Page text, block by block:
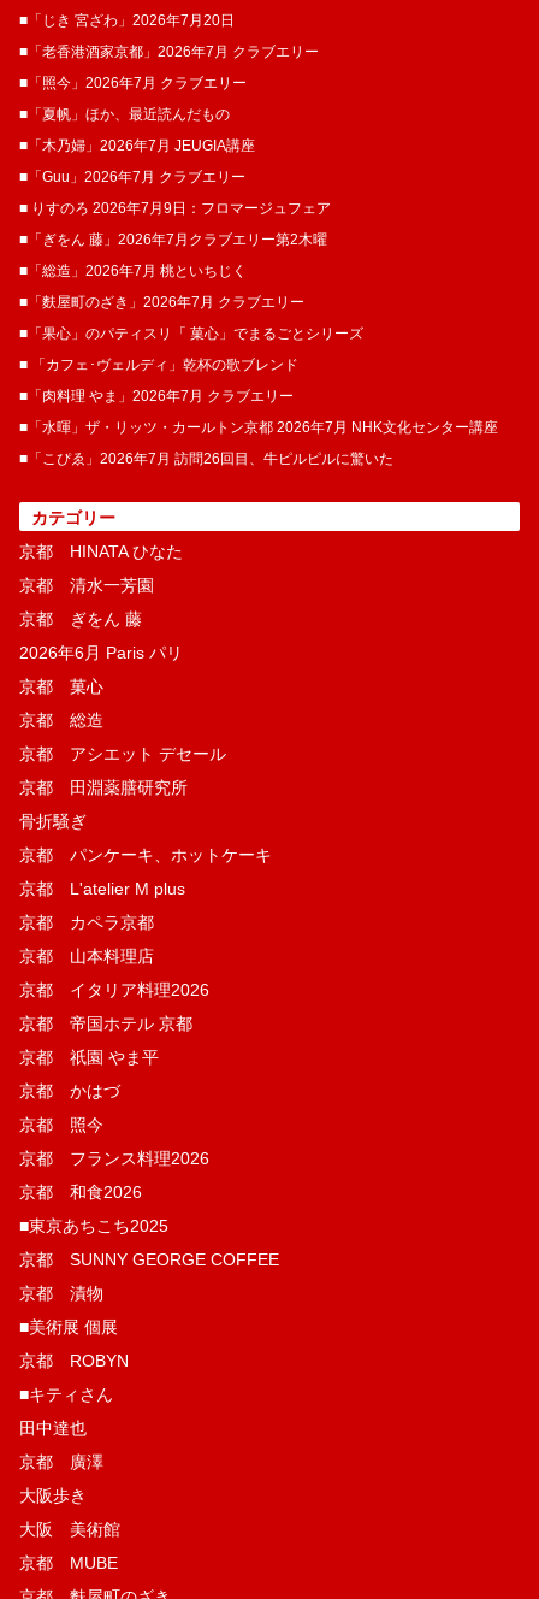
■「じき 宮ざわ」2026年7月20日
■「老香港酒家京都」2026年7月 クラブエリー
■「照今」2026年7月 クラブエリー
■「夏帆」ほか、最近読んだもの
■「木乃婦」2026年7月 JEUGIA講座
■「Guu」2026年7月 クラブエリー
■ りすのろ 2026年7月9日：フロマージュフェア
■「ぎをん 藤」2026年7月クラブエリー第2木曜
■「総造」2026年7月 桃といちじく
■「麩屋町のざき」2026年7月 クラブエリー
■「果心」のパティスリ「 菓​心」でまるごとシリーズ
■ 「カフェ･ヴェルディ」乾杯の歌ブレンド
■「肉料理 やま」2026年7月 クラブエリー
■「水暉」ザ・リッツ・カールトン京都 2026年7月 NHK文化センター講座
■「こぴゑ」2026年7月 訪問26回目、牛ピルピルに驚いた
カテゴリー
京都 HINATA ひなた
京都 清水一芳園
京都 ぎをん 藤
2026年6月 Paris パリ
京都 菓​心
京都 総造
京都 アシエット デセール
京都 田淵薬膳研究所
骨折騒ぎ
京都 パンケーキ、ホットケーキ
京都 L'atelier M plus
京都 カペラ京都
京都 山本料理店
京都 イタリア料理2026
京都 帝国ホテル 京都
京都 祇園 やま平
京都 かはづ
京都 照今
京都 フランス料理2026
京都 和食2026
■東京あちこち2025
京都 SUNNY GEORGE COFFEE
京都 漬物
■美術展 個展
京都 ROBYN
■キティさん
田中達也
京都 廣澤
大阪歩き
大阪 美術館
京都 MUBE